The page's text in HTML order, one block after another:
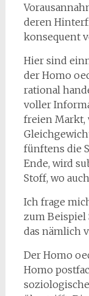
deren
konsequent
Hier sind
der Homo
rational
voller
freien Markt,
fünftens die
Ende, wird
Stoff, wo
Ich frage
zum Beispiel
das nämlich
Der Homo
Homo